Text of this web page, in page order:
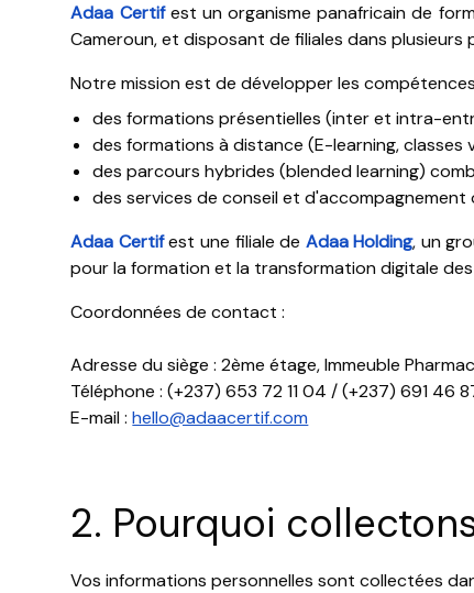
Adaa Certifest un organisme panafricain de
Cameroun, et disposant de filiales dans plusieurs
Notre mission est de développer les
des formations présentielles (inter et intra-
des formations à distance (E-learning, classes
des parcours hybrides (blended learning)
des services de conseil et d'accompagnement
Adaa Certifest une filiale de Adaa Holding, un
pour la formation et la transformation digitale
Coordonnées de contact :
Adresse du siège : 2ème étage, Immeuble
Téléphone : (+237) 653 72 11 04 / (+237) 691 46
E-mail :hello@adaacertif.com
2. Pourquoi
Vos informations personnelles sont collectées